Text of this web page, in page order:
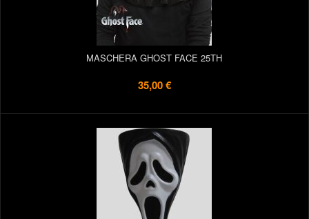
MASCHERA GHOST FACE 25TH
35,00 €